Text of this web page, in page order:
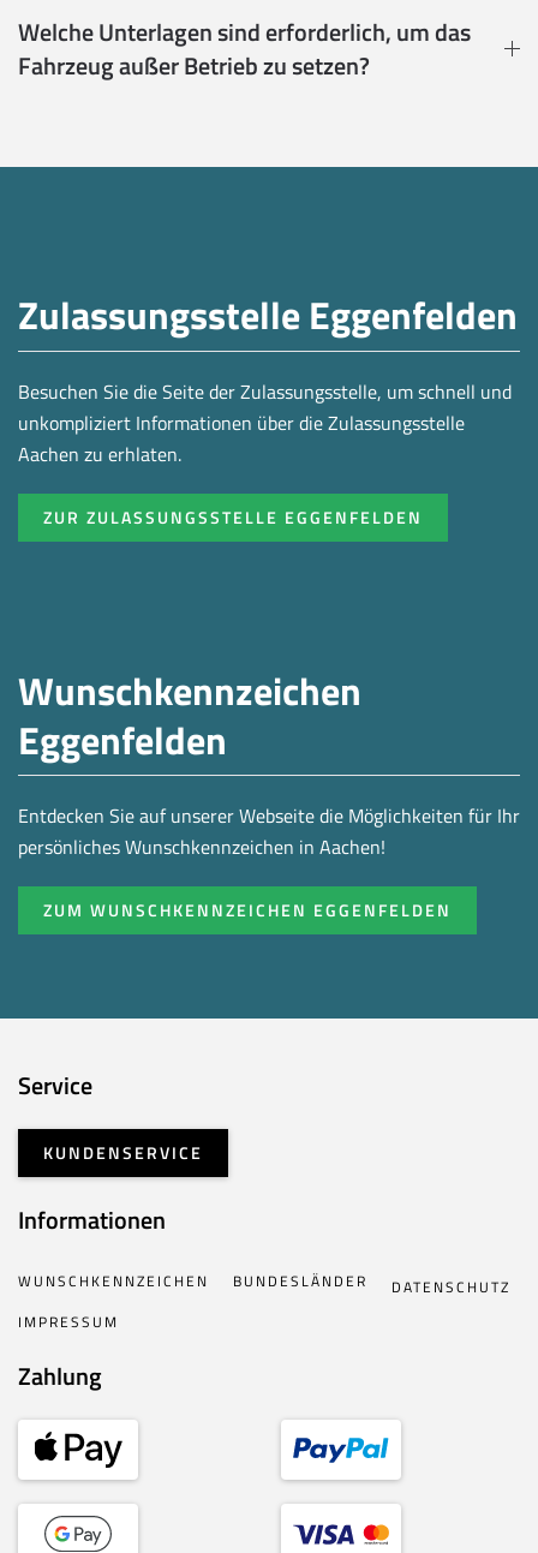
Welche Unterlagen sind erforderlich, um das
Fahrzeug außer Betrieb zu setzen?
Zulassungsstelle Eggenfelden
Besuchen Sie die Seite der Zulassungsstelle, um schnell und
unkompliziert Informationen über die Zulassungsstelle
Aachen zu erhlaten.
ZUR ZULASSUNGSSTELLE EGGENFELDEN
Wunschkennzeichen
Eggenfelden
Entdecken Sie auf unserer Webseite die Möglichkeiten für Ihr
persönliches Wunschkennzeichen in Aachen!
ZUM WUNSCHKENNZEICHEN EGGENFELDEN
Service
KUNDENSERVICE
Informationen
WUNSCHKENNZEICHEN BUNDESLÄNDER
DATENSCHUTZ
IMPRESSUM
Zahlung